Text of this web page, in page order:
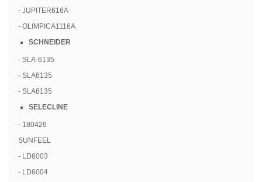
- JUPITER616A
- OLIMPICA1116A
SCHNEIDER
- SLA-6135
- SLA6135
- SLA6135
SELECLINE
- 180426
SUNFEEL
- LD6003
- LD6004